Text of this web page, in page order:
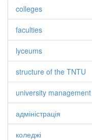
colleges
faculties
lyceums
structure of the TNTU
university management
адміністрація
коледжі